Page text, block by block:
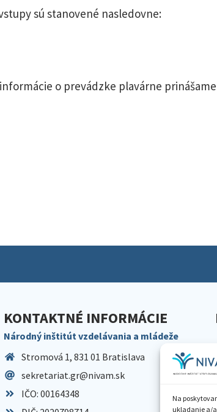
Na
ukladanie a/
sú stanovené nasledovne:
o prevádzke plavárne prinášame
KONTAKTNÉ INFORMÁCIE
Národný inštitút vzdelávania a mládeže
Stromová 1, 831 01 Bratislava
sekretariat.gr@nivam.sk
IČO: 00164348